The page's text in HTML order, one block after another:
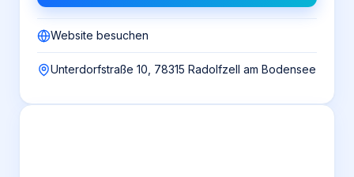
Website besuchen
Unterdorfstraße 10, 78315 Radolfzell am Bodensee